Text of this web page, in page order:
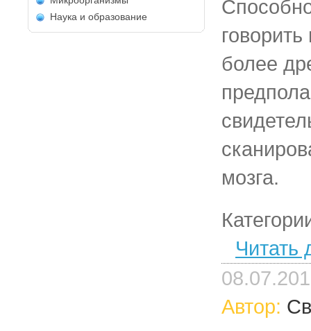
Наука и образование
более
мозга.
Читать
Автор: